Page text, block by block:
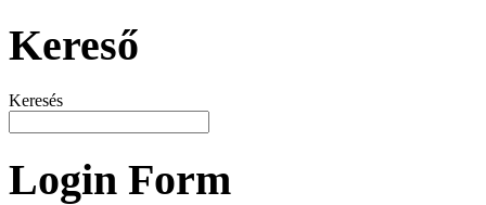
Kereső
Keresés
Login Form